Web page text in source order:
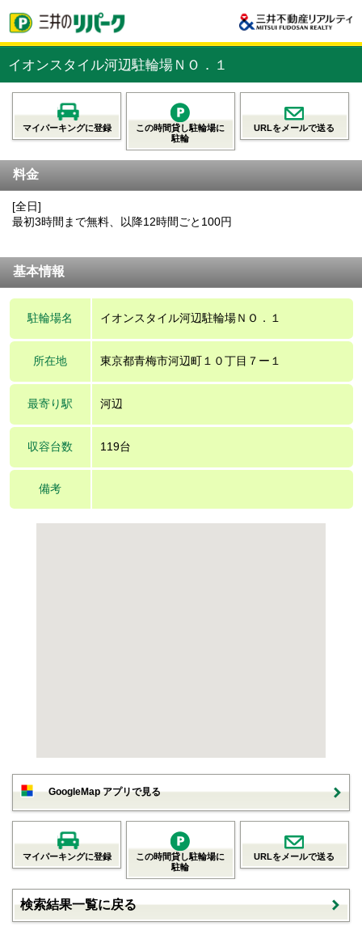
イオンスタイル河辺駐輪場ＮＯ．１
マイパーキングに登録
この時間貸し駐輪場に
駐輪
URLをメールで送る
料金
[全日]
最初3時間まで無料、以降12時間ごと100円
基本情報
駐輪場名 イオンスタイル河辺駐輪場ＮＯ．１
所在地 東京都青梅市河辺町１０丁目７ー１
最寄り駅 河辺
収容台数 119台
備考
GoogleMap アプリで見る
マイパーキングに登録
この時間貸し駐輪場に
駐輪
URLをメールで送る
検索結果一覧に戻る